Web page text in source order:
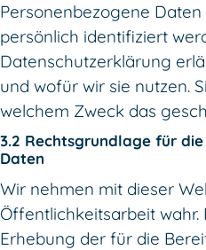
Personenbezogene
persönlich identifiziert
Datenschutzerklärung
und wofür wir sie nutzen.
welchem Zweck das
3.2 Rechtsgrundlage für
Daten
Wir nehmen mit dieser
Öffentlichkeitsarbeit
Erhebung der für die